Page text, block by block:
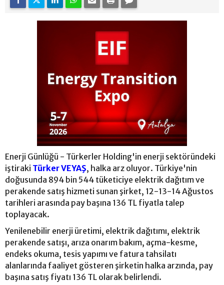
Enerji Günlüğü - Türkerler Holding'in enerji sektöründeki
iştiraki Türker VEYAŞ, halka arz oluyor. Türkiye'nin
doğusunda 894 bin 544 tüketiciye elektrik dağıtım ve
perakende satış hizmeti sunan şirket, 12-13-14 Ağustos
tarihleri arasında pay başına 136 TL fiyatla talep
toplayacak.
Yenilenebilir enerji üretimi, elektrik dağıtımı, elektrik
perakende satışı, arıza onarım bakım, açma-kesme,
endeks okuma, tesis yapımı ve fatura tahsilatı
alanlarında faaliyet gösteren şirketin halka arzında, pay
başına satış fiyatı 136 TL olarak belirlendi.